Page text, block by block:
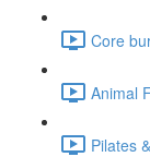
Core
Animal
Pilates